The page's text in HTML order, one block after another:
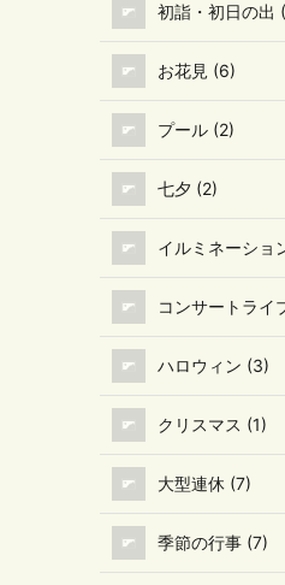
初詣・初日の出
お花見 (6)
プール (2)
七夕 (2)
イルミネーショ
コンサートライ
ハロウィン (3)
クリスマス (1)
大型連休 (7)
季節の行事 (7)